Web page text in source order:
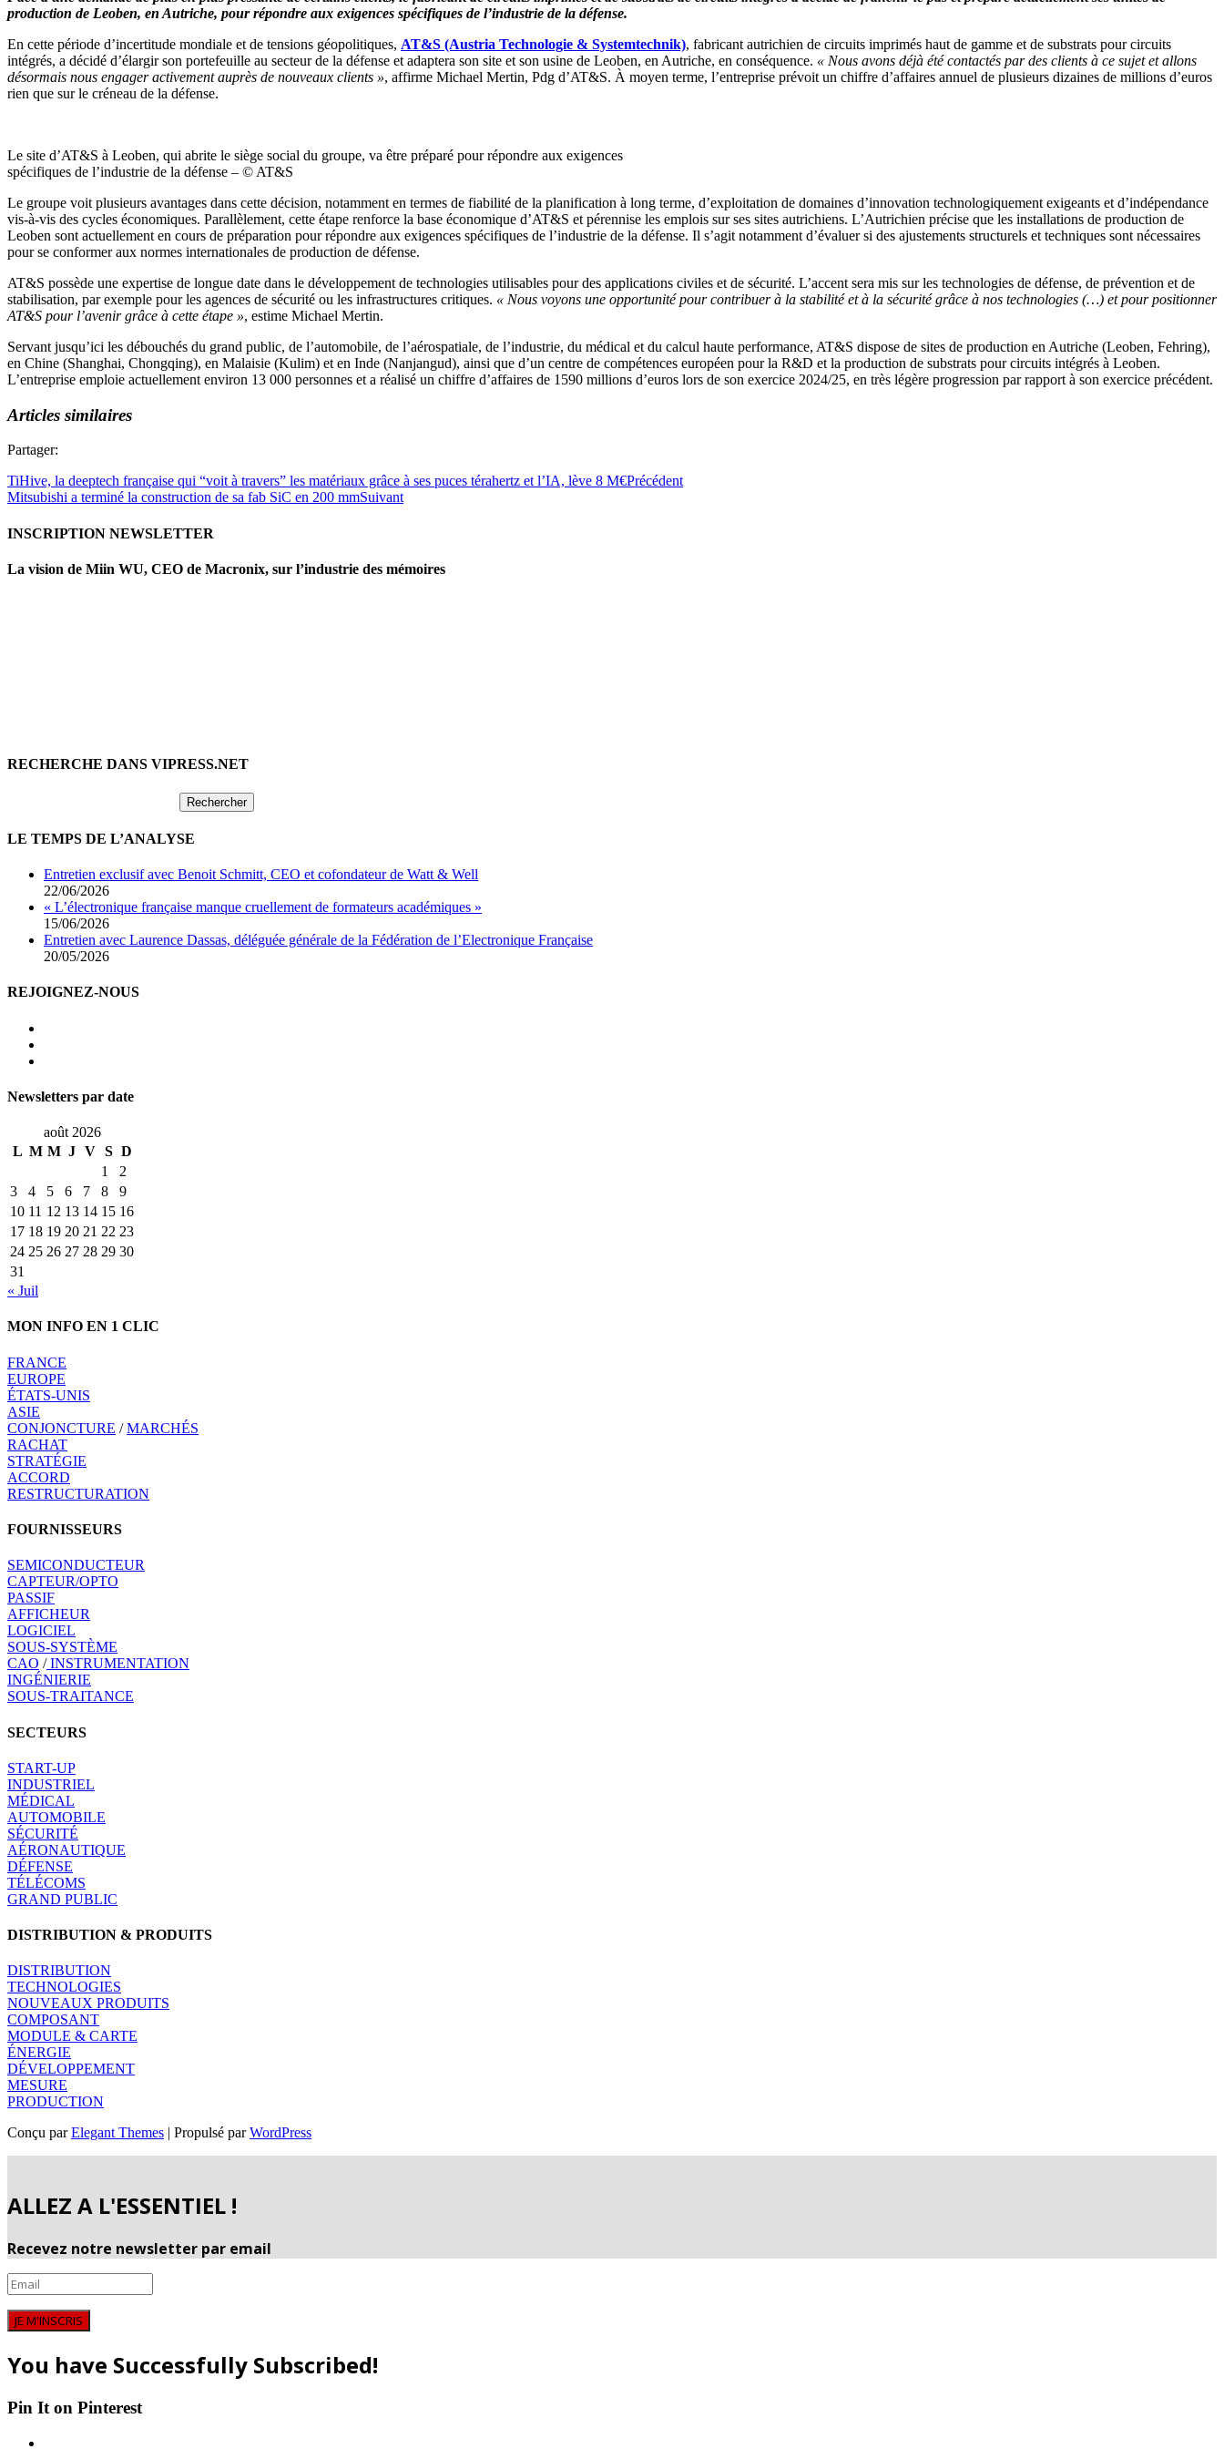
production de Leoben, en Autriche, pour répondre aux exigences spécifiques de l’industrie de la défense.
En cette période d’incertitude mondiale et de tensions géopolitiques, AT&S (Austria Technologie & Systemtechnik), fabricant autrichien de circuits imprimés haut de gamme et de substrats pour circuits
intégrés, a décidé d’élargir son portefeuille au secteur de la défense et adaptera son site et son usine de Leoben, en Autriche, en conséquence. « Nous avons déjà été contactés par des clients à ce sujet et allons
désormais nous engager activement auprès de nouveaux clients », affirme Michael Mertin, Pdg d’AT&S. À moyen terme, l’entreprise prévoit un chiffre d’affaires annuel de plusieurs dizaines de millions d’euros
rien que sur le créneau de la défense.
Le site d’AT&S à Leoben, qui abrite le siège social du groupe, va être préparé pour répondre aux exigences
spécifiques de l’industrie de la défense – © AT&S
Le groupe voit plusieurs avantages dans cette décision, notamment en termes de fiabilité de la planification à long terme, d’exploitation de domaines d’innovation technologiquement exigeants et d’indépendance
vis-à-vis des cycles économiques. Parallèlement, cette étape renforce la base économique d’AT&S et pérennise les emplois sur ses sites autrichiens. L’Autrichien précise que les installations de production de
Leoben sont actuellement en cours de préparation pour répondre aux exigences spécifiques de l’industrie de la défense. Il s’agit notamment d’évaluer si des ajustements structurels et techniques sont nécessaires
pour se conformer aux normes internationales de production de défense.
AT&S possède une expertise de longue date dans le développement de technologies utilisables pour des applications civiles et de sécurité. L’accent sera mis sur les technologies de défense, de prévention et de
stabilisation, par exemple pour les agences de sécurité ou les infrastructures critiques. « Nous voyons une opportunité pour contribuer à la stabilité et à la sécurité grâce à nos technologies (…) et pour positionner
AT&S pour l’avenir grâce à cette étape », estime Michael Mertin.
Servant jusqu’ici les débouchés du grand public, de l’automobile, de l’aérospatiale, de l’industrie, du médical et du calcul haute performance, AT&S dispose de sites de production en Autriche (Leoben, Fehring),
en Chine (Shanghai, Chongqing), en Malaisie (Kulim) et en Inde (Nanjangud), ainsi que d’un centre de compétences européen pour la R&D et la production de substrats pour circuits intégrés à Leoben.
L’entreprise emploie actuellement environ 13 000 personnes et a réalisé un chiffre d’affaires de 1590 millions d’euros lors de son exercice 2024/25, en très légère progression par rapport à son exercice précédent.
Articles similaires
Partager:
TiHive, la deeptech française qui “voit à travers” les matériaux grâce à ses puces térahertz et l’IA, lève 8 M€Précédent
Mitsubishi a terminé la construction de sa fab SiC en 200 mmSuivant
INSCRIPTION NEWSLETTER
La vision de Miin WU, CEO de Macronix, sur l’industrie des mémoires
RECHERCHE DANS VIPRESS.NET
LE TEMPS DE L’ANALYSE
Entretien exclusif avec Benoit Schmitt, CEO et cofondateur de Watt & Well
22/06/2026
« L’électronique française manque cruellement de formateurs académiques »
15/06/2026
Entretien avec Laurence Dassas, déléguée générale de la Fédération de l’Electronique Française
20/05/2026
REJOIGNEZ-NOUS
Newsletters par date
août 2026
L M M J V S D
1
2
3
4 5 6 7 8
9
10 11 12 13 14 15 16
17 18 19 20 21 22 23
24 25 26 27 28 29 30
31
« Juil
MON INFO EN 1 CLIC
FRANCE
EUROPE
ÉTATS-UNIS
ASIE
CONJONCTURE /MARCHÉS
RACHAT
STRATÉGIE
ACCORD
RESTRUCTURATION
FOURNISSEURS
SEMICONDUCTEUR
CAPTEUR/OPTO
PASSIF
AFFICHEUR
LOGICIEL
SOUS-SYSTÈME
CAO /INSTRUMENTATION
INGÉNIERIE
SOUS-TRAITANCE
SECTEURS
START-UP
INDUSTRIEL
MÉDICAL
AUTOMOBILE
SÉCURITÉ
AÉRONAUTIQUE
DÉFENSE
TÉLÉCOMS
GRAND PUBLIC
DISTRIBUTION & PRODUITS
DISTRIBUTION
TECHNOLOGIES
NOUVEAUX PRODUITS
COMPOSANT
MODULE & CARTE
ÉNERGIE
DÉVELOPPEMENT
MESURE
PRODUCTION
Conçu parElegant Themes | Propulsé parWordPress
ALLEZ A L'ESSENTIEL !
Recevez notre newsletter par email
JE M'INSCRIS
You have Successfully Subscribed!
Pin It on Pinterest